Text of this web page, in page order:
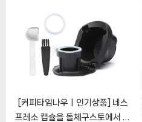
[CoffeeTimeNOWㅣ추천상
품]
[커피타임나우ㅣ인기상품] 네스
프레소 캡슐을 돌체구스토에서 즐